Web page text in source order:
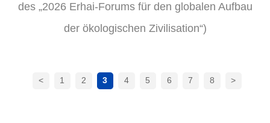
des „2026 Erhai-Forums für den globalen Aufbau
der ökologischen Zivilisation“)
< 1 2 3 4 5 6 7 8 >